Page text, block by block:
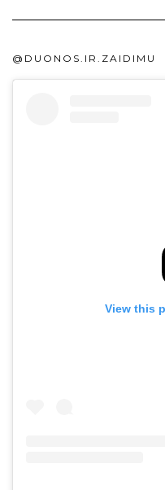
@DUONOS.IR.ZAIDIMU
View this